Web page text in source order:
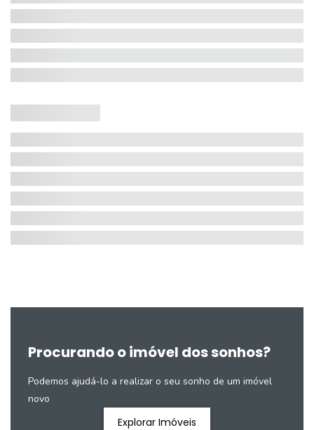
Procurando o imóvel dos sonhos?
Podemos ajudá-lo a realizar o seu sonho de um imóvel
novo
Explorar Imóveis